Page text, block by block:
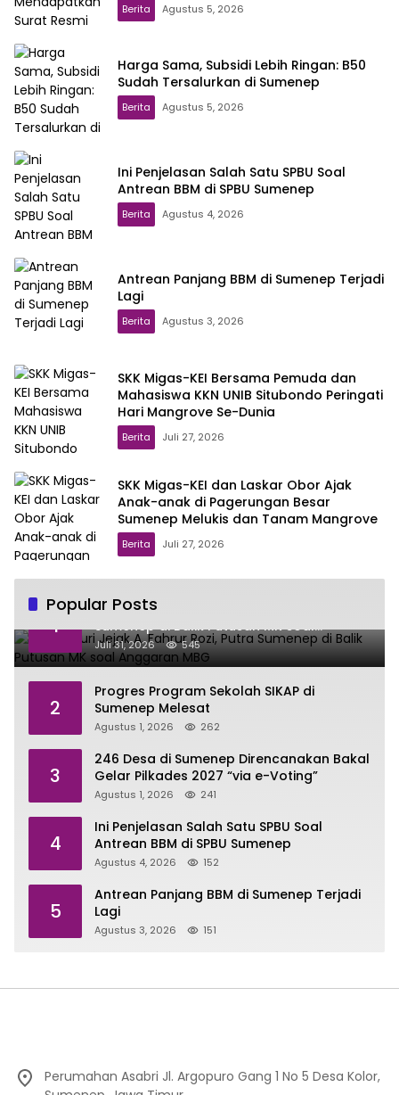
Berita Agustus 5, 2026
Harga Sama, Subsidi Lebih Ringan: B50
Sudah Tersalurkan di Sumenep
Berita Agustus 5, 2026
Ini Penjelasan Salah Satu SPBU Soal
Antrean BBM di SPBU Sumenep
Berita Agustus 4, 2026
Antrean Panjang BBM di Sumenep Terjadi
Lagi
Berita Agustus 3, 2026
SKK Migas-KEI Bersama Pemuda dan
Mahasiswa KKN UNIB Situbondo Peringati
Hari Mangrove Se-Dunia
Berita Juli 27, 2026
SKK Migas-KEI dan Laskar Obor Ajak
Anak-anak di Pagerungan Besar
Sumenep Melukis dan Tanam Mangrove
Berita Juli 27, 2026
Popular Posts
1
Menelusuri Jejak A. Fahrur Rozi, Putra
Sumenep di Balik Putusan MK soal
Anggaran MBG
Juli 31, 2026 545
2
Progres Program Sekolah SIKAP di
Sumenep Melesat
Agustus 1, 2026 262
3
246 Desa di Sumenep Direncanakan Bakal
Gelar Pilkades 2027 “via e-Voting”
Agustus 1, 2026 241
4
Ini Penjelasan Salah Satu SPBU Soal
Antrean BBM di SPBU Sumenep
Agustus 4, 2026 152
5
Antrean Panjang BBM di Sumenep Terjadi
Lagi
Agustus 3, 2026 151
Perumahan Asabri Jl. Argopuro Gang 1 No 5 Desa Kolor,